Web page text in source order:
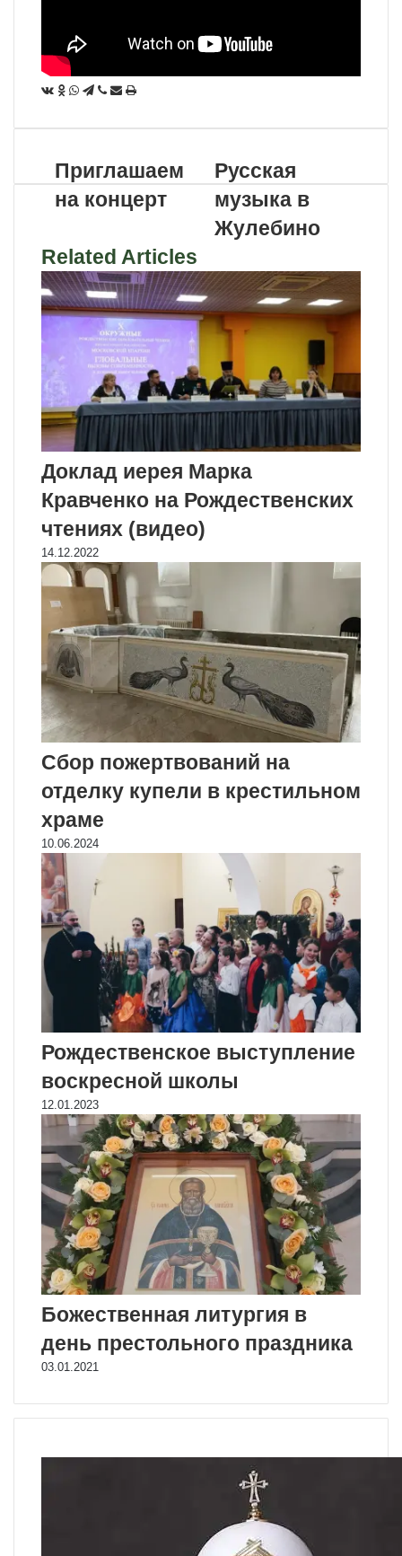
Приглашаем
на концерт
Русская
музыка в
Жулебино
Related Articles
Доклад иерея Марка
Кравченко на Рождественских
чтениях (видео)
14.12.2022
Сбор пожертвований на
отделку купели в крестильном
храме
10.06.2024
Рождественское выступление
воскресной школы
12.01.2023
Божественная литургия в
день престольного праздника
03.01.2021